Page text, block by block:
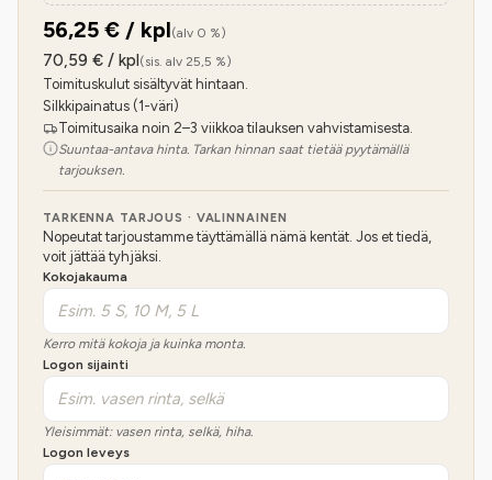
56,25 € / kpl(alv 0 %)
70,59 € / kpl(sis. alv 25,5 %)
Toimituskulut sisältyvät hintaan.
Silkkipainatus (1-väri)
Toimitusaika noin 2–3 viikkoa tilauksen vahvistamisesta.
Suuntaa-antava hinta. Tarkan hinnan saat tietää pyytämällä
tarjouksen.
TARKENNA TARJOUS · VALINNAINEN
Nopeutat tarjoustamme täyttämällä nämä kentät. Jos et tiedä,
voit jättää tyhjäksi.
Kokojakauma
Kerro mitä kokoja ja kuinka monta.
Logon sijainti
Yleisimmät: vasen rinta, selkä, hiha.
Logon leveys